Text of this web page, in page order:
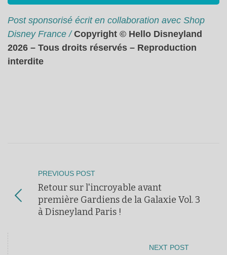
Post sponsorisé écrit en collaboration avec Shop
Disney France / Copyright © Hello Disneyland
2026 – Tous droits réservés – Reproduction
interdite
PREVIOUS POST
Retour sur l'incroyable avant
première Gardiens de la Galaxie Vol. 3
à Disneyland Paris !
NEXT POST